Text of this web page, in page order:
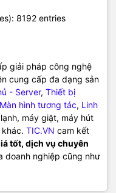
8192 entries
giải pháp công nghệ
cung cấp đa dạng sản
- Server, Thiết bị
Màn hình tương tác, Linh
máy giặt, máy hút
TIC.VN cam kết
tốt, dịch vụ chuyên
doanh nghiệp cũng như